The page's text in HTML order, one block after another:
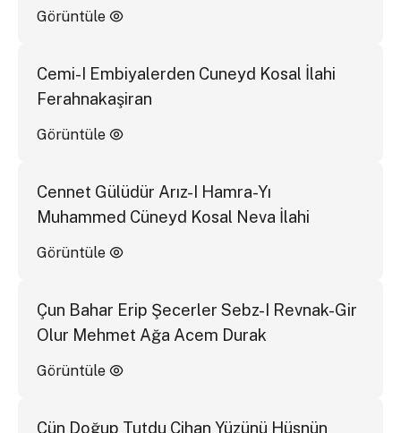
Görüntüle
Cemi-I Embiyalerden Cuneyd Kosal İlahi
Ferahnakaşiran
Görüntüle
Cennet Gülüdür Arız-I Hamra-Yı
Muhammed Cüneyd Kosal Neva İlahi
Görüntüle
Çun Bahar Erip Şecerler Sebz-I Revnak-Gir
Olur Mehmet Ağa Acem Durak
Görüntüle
Çün Doğup Tutdu Cihan Yüzünü Hüsnün